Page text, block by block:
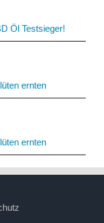
Öl Testsieger!
ernten
ernten